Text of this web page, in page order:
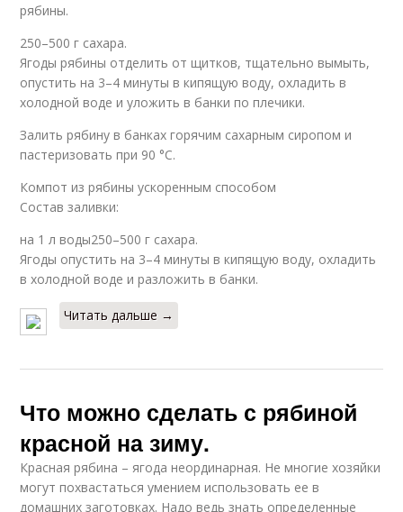
рябины.
250–500 г сахара.
Ягоды рябины отделить от щитков, тщательно вымыть,
опустить на 3–4 минуты в кипящую воду, охладить в
холодной воде и уложить в банки по плечики.
Залить рябину в банках горячим сахарным сиропом и
пастеризовать при 90 °C.
Компот из рябины ускоренным способом
Состав заливки:
на 1 л воды250–500 г сахара.
Ягоды опустить на 3–4 минуты в кипящую воду, охладить
в холодной воде и разложить в банки.
Читать дальше →
Что можно сделать с рябиной
красной на зиму.
Красная рябина – ягода неординарная. Не многие хозяйки
могут похвастаться умением использовать ее в
домашних заготовках. Надо ведь знать определенные